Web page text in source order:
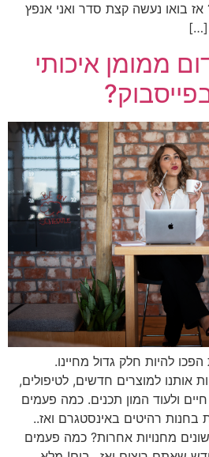
אז בואו נעשה קצת סדר ואני אנפץ
[…]
ממומן איכותי
להיות חלק גדול מחיינו.
אותנו למוצרים חדשים, לטיפולים,
ולעוד המון תכנים. כמה פעמים
בחנות רהיטים באינסטגרם ואז..
מחנויות אחרות? כמה פעמים